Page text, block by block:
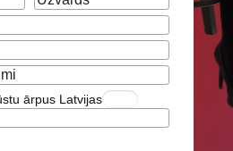
ārpus Latvijas